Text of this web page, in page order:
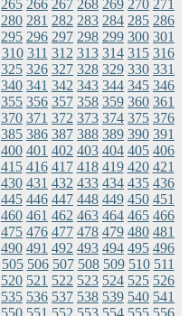
265 266 267 268 269 270 271
280 281 282 283 284 285 286
295 296 297 298 299 300 301
310 311 312 313 314 315 316
325 326 327 328 329 330 331
340 341 342 343 344 345 346
355 356 357 358 359 360 361
370 371 372 373 374 375 376
385 386 387 388 389 390 391
400 401 402 403 404 405 406
415 416 417 418 419 420 421
430 431 432 433 434 435 436
445 446 447 448 449 450 451
460 461 462 463 464 465 466
475 476 477 478 479 480 481
490 491 492 493 494 495 496
505 506 507 508 509 510 511
520 521 522 523 524 525 526
535 536 537 538 539 540 541
550 551 552 553 554 555 556